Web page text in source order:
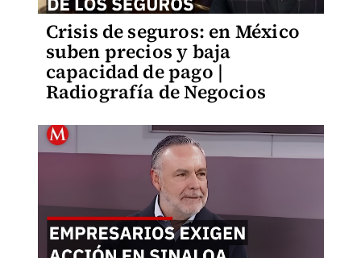
Crisis de seguros: en México
suben precios y baja
capacidad de pago |
Radiografía de Negocios